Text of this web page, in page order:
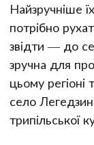
Найзручніше
потрібно
звідти — до
зручна для
цьому регіоні
село
трипільської